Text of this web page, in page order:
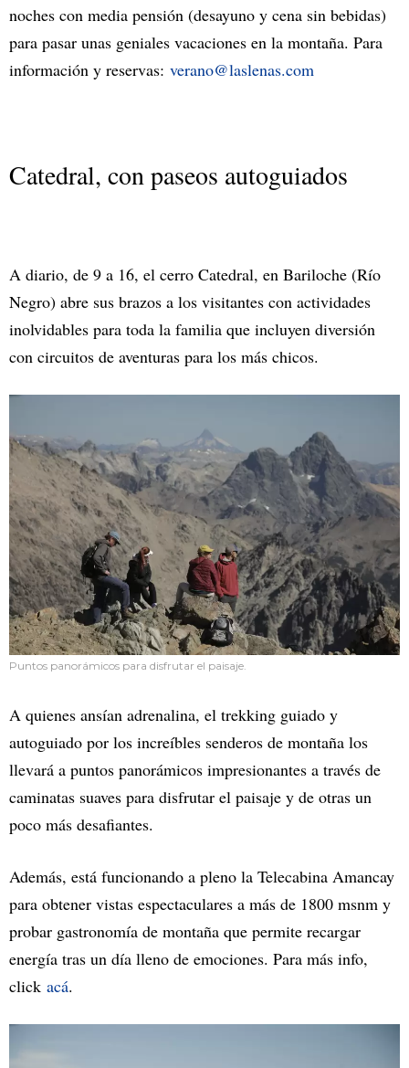
noches con media pensión (desayuno y cena sin bebidas)
para pasar unas geniales vacaciones en la montaña. Para
información y reservas: verano@laslenas.com
Catedral, con paseos autoguiados
A diario, de 9 a 16, el cerro Catedral, en Bariloche (Río
Negro) abre sus brazos a los visitantes con actividades
inolvidables para toda la familia que incluyen diversión
con circuitos de aventuras para los más chicos.
Puntos panorámicos para disfrutar el paisaje.
A quienes ansían adrenalina, el trekking guiado y
autoguiado por los increíbles senderos de montaña los
llevará a puntos panorámicos impresionantes a través de
caminatas suaves para disfrutar el paisaje y de otras un
poco más desafiantes.
Además, está funcionando a pleno la Telecabina Amancay
para obtener vistas espectaculares a más de 1800 msnm y
probar gastronomía de montaña que permite recargar
energía tras un día lleno de emociones. Para más info,
click acá.